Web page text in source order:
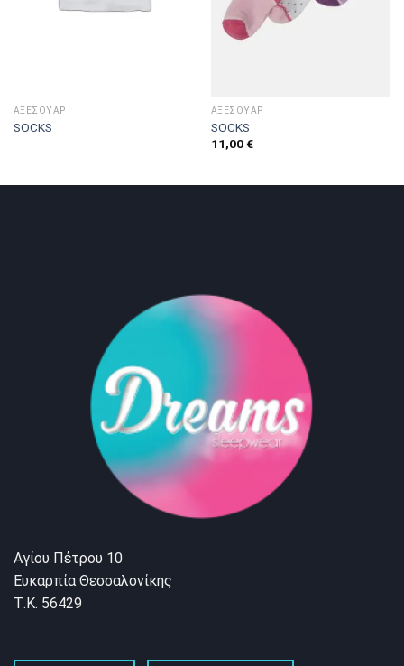
ΑΞΕΣΟΥΑΡ
SOCKS
ΑΞΕΣΟΥΑΡ
SOCKS
11,00€
Αγίου Πέτρου 10
Ευκαρπία Θεσσαλονίκης
Τ.Κ. 56429